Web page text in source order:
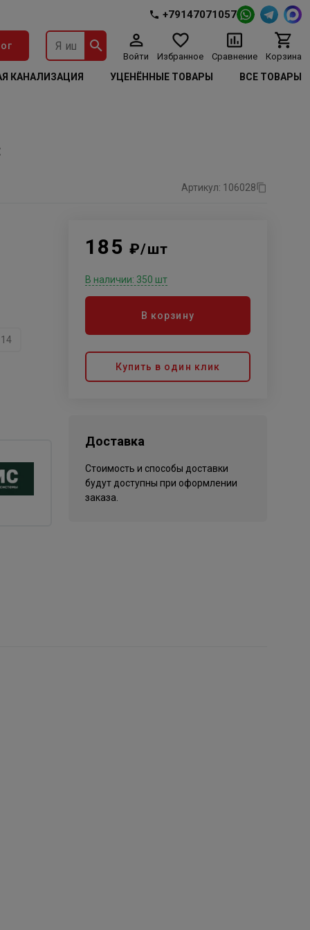
+79147071057
Войти Избранное Сравнение Корзина
КАНАЛИЗАЦИЯ УЦЕНЁННЫЕ ТОВАРЫ ВСЕ ТОВАРЫ
Артикул: 106028
185 ₽/шт
В наличии: 350 шт
В корзину
Купить в один клик
Доставка
Стоимость и способы доставки
будут доступны при оформлении
заказа.